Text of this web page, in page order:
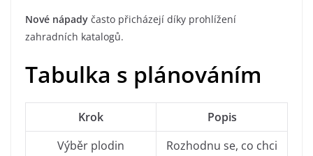
Nové nápady často přicházejí díky prohlížení
zahradních katalogů.
Tabulka s plánováním
Krok
Popis
Výběr plodin
Rozhodnu se, co chci